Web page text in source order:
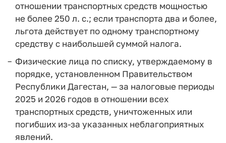
отношении транспортных средств мощностью
не более 250 л. с.; если транспорта два и более,
льгота действует по одному транспортному
средству с наибольшей суммой налога.
Физические лица по списку, утверждаемому в
порядке, установленном Правительством
Республики Дагестан, — за налоговые периоды
2025 и 2026 годов в отношении всех
транспортных средств, уничтоженных или
погибших из-за указанных неблагоприятных
явлений.